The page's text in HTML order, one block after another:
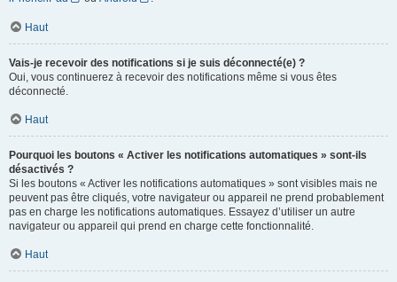
Haut
Vais-je recevoir des notifications si je suis déconnecté(e) ?
Oui, vous continuerez à recevoir des notifications même si vous êtes
déconnecté.
Haut
Pourquoi les boutons « Activer les notifications automatiques » sont-ils
désactivés ?
Si les boutons « Activer les notifications automatiques » sont visibles mais ne
peuvent pas être cliqués, votre navigateur ou appareil ne prend probablement
pas en charge les notifications automatiques. Essayez d’utiliser un autre
navigateur ou appareil qui prend en charge cette fonctionnalité.
Haut